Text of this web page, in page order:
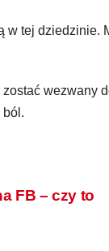
w tej dziedzinie.
wezwany
ból.
FB – czy to